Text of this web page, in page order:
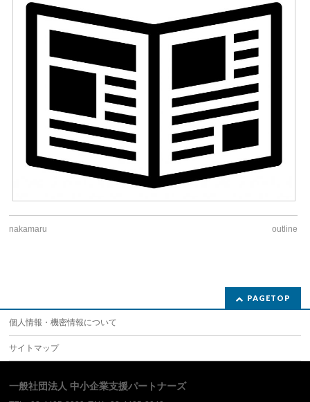
nakamaru outline
PAGETOP
個人情報・機密情報について
サイトマップ
一般社団法人 中小企業支援パートナーズ